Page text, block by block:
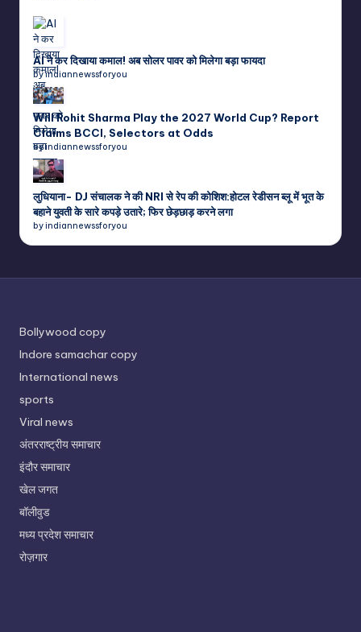
AI ने कर दिखाया कमाल! अब सोलर पावर को मिलेगा बड़ा फायदा
by indiannewssforyou
Will Rohit Sharma Play the 2027 World Cup? Report
Claims BCCI, Selectors at Odds
by indiannewssforyou
लुधियाना- DJ संचालक ने की NRI से रेप की कोशिश:होटल रेडीसन ब्लू में भूत के
बहाने युवती के सारे कपड़े उतारे; फिर छेड़छाड़ करने लगा
by indiannewssforyou
Bollywood copy
Indore samachar copy
International news
sports
Viral news
अंतरराष्ट्रीय समाचार
इंदौर समाचार
खेल जगत
बॉलीवुड
मध्य प्रदेश समाचार
रोज़गार